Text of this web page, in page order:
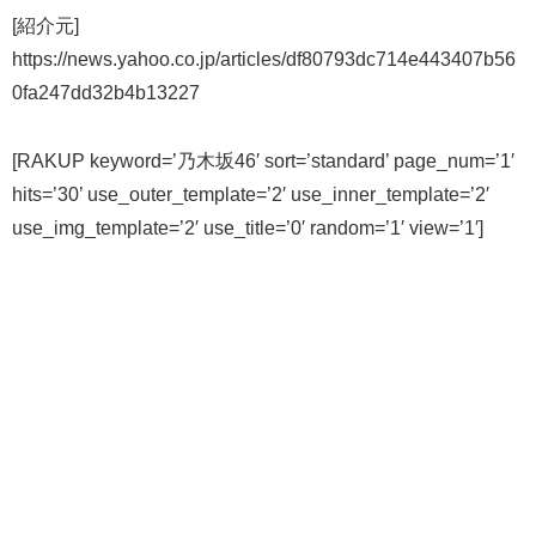
[紹介元]
https://news.yahoo.co.jp/articles/df80793dc714e443407b56
0fa247dd32b4b13227
[RAKUP keyword=’乃木坂46′ sort=’standard’ page_num=’1′
hits=’30’ use_outer_template=’2′ use_inner_template=’2′
use_img_template=’2′ use_title=’0′ random=’1′ view=’1′]